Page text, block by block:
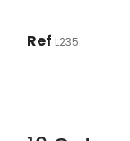
Ref L235